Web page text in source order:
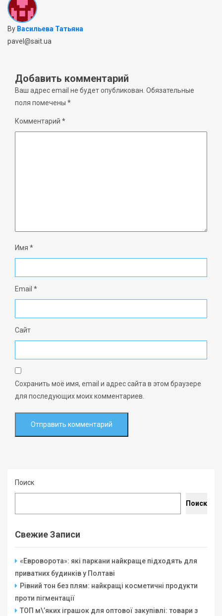
By Васильева Татьяна
pavel@sait.ua
Добавить комментарий
Ваш адрес email не будет опубликован. Обязательные
поля помечены *
Комментарий *
Имя *
Email *
Сайт
Сохранить моё имя, email и адрес сайта в этом браузере
для последующих моих комментариев.
Поиск
Поиск
Свежие Записи
«Евроворота»: які паркани найкраще підходять для
приватних будинків у Полтаві
Рівний тон без плям: найкращі косметичні продукти
проти пігментації
ТОП м\’яких іграшок для оптової закупівлі: товари з